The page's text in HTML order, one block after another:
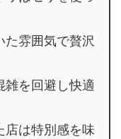
た雰囲気で贅沢
雑を回避し快適
店は特別感を味